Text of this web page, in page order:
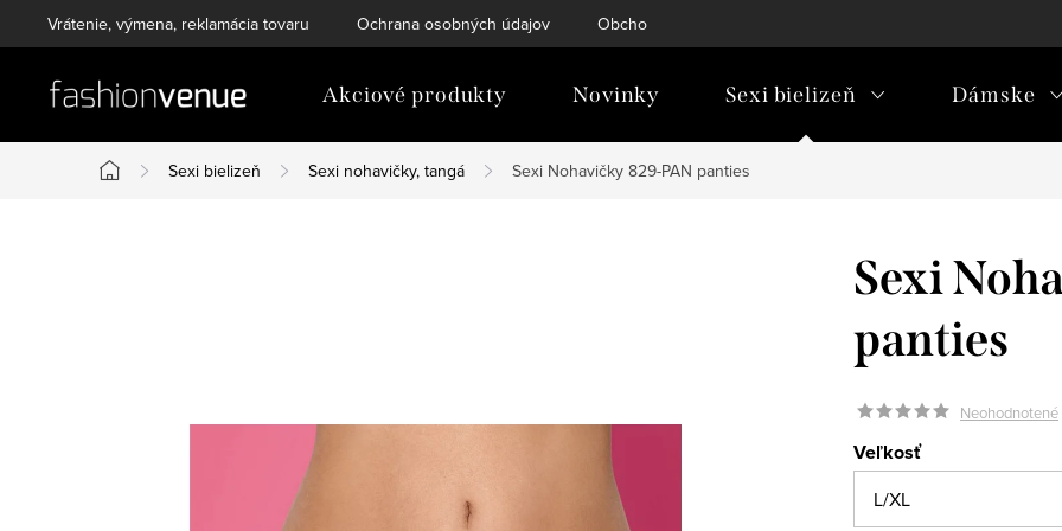
na
Vrátenie, výmena, reklamácia tovaru Ochrana osobných údajov Obchodné podmienky
Akciové produkty Novinky Sexi bielizeň Dámske
Domov
Sexi bielizeň Sexi nohavičky, tangá Sexi Nohavičky 829-PAN panties
Sexi
panties
Neohodnotené
Veľkosť